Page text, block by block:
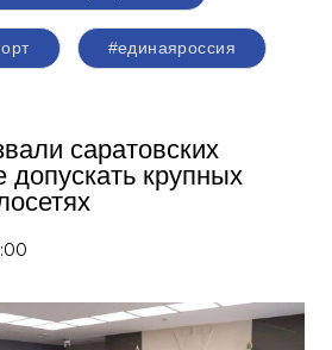
#единаяроссия
саратовских
допускать крупных